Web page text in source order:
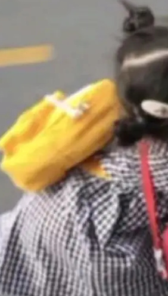
提升 41%，每 token
FP8 省的不仅是显
显...
而是真正听懂。通过
把准确的文字直接给
化”演进为“理解语
”。 Hy ASR 3.0 previe
言识别覆盖粤语、吴语
个二级小片区。在开
preview 在多语种的
京ICP备2025119063号